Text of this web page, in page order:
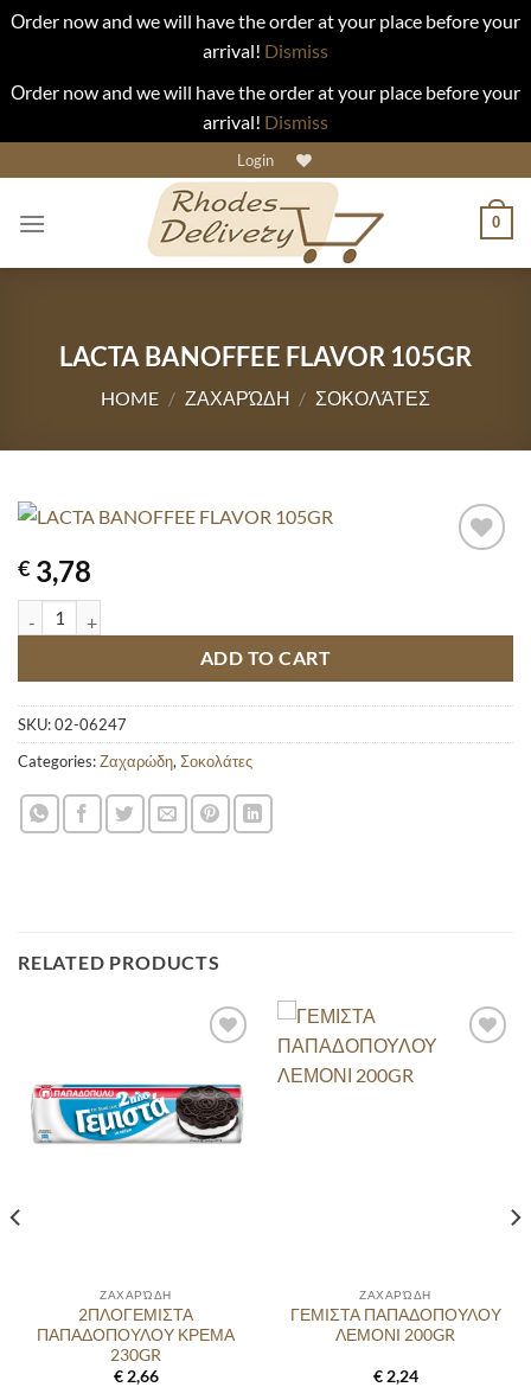
Οrder now and we will have the order at your place before your
arrival! Dismiss
Οrder now and we will have the order at your place before your
arrival! Dismiss
to
content
Login
0
LACTA BANOFFEE FLAVOR 105GR
HOME / ΖΑΧΑΡΏΔΗ / ΣΟΚΟΛΆΤΕΣ
€ 3,78
LACTA BANOFFEE FLAVOR 105GR quantity
ADD TO CART
SKU:02-06247
Categories:Ζαχαρώδη,Σοκολάτες
RELATED PRODUCTS
ΖΑΧΑΡΏΔΗ
2ΠΛΟΓΕΜΙΣΤΑ
ΠΑΠΑΔΟΠΟΥΛΟΥ ΚΡΕΜΑ
230GR
€2,66
ΖΑΧΑΡΏΔΗ
ΓΕΜΙΣΤΑ ΠΑΠΑΔΟΠΟΥΛΟΥ
ΛΕΜΟΝΙ 200GR
€2,24